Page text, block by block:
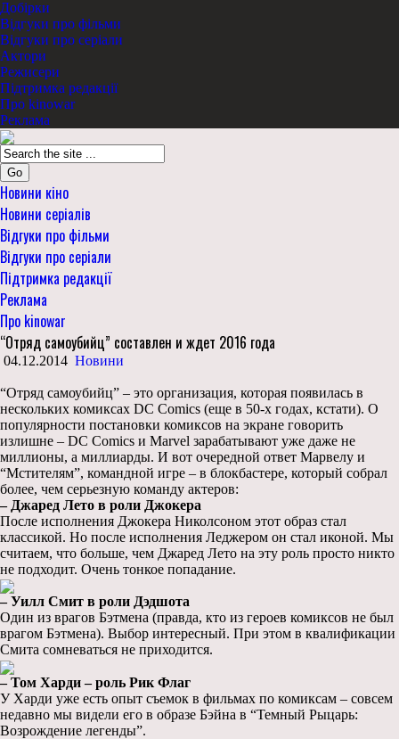
Добірки
Відгуки про фільми
Відгуки про серіали
Актори
Режисери
Підтримка редакції
Про kinowar
Реклама
Go
Новини кіно
Новини серіалів
Відгуки про фільми
Відгуки про серіали
Підтримка редакції
Реклама
Про kinowar
“Отряд самоубийц” составлен и ждет 2016 года
04.12.2014 Новини
“Отряд самоубийц” – это организация, которая появилась в
нескольких комиксах DC Comics (еще в 50-х годах, кстати). О
популярности постановки комиксов на экране говорить
излишне – DC Comics и Marvel зарабатывают уже даже не
миллионы, а миллиарды. И вот очередной ответ Марвелу и
“Мстителям”, командной игре – в блокбастере, который собрал
более, чем серьезную команду актеров:
– Джаред Лето в роли Джокера
После исполнения Джокера Николсоном этот образ стал
классикой. Но после исполнения Леджером он стал иконой. Мы
считаем, что больше, чем Джаред Лето на эту роль просто никто
не подходит. Очень тонкое попадание.
– Уилл Смит в роли Дэдшота
Один из врагов Бэтмена (правда, кто из героев комиксов не был
врагом Бэтмена). Выбор интересный. При этом в квалификации
Смита сомневаться не приходится.
– Том Харди – роль Рик Флаг
У Харди уже есть опыт съемок в фильмах по комиксам – совсем
недавно мы видели его в образе Бэйна в “Темный Рыцарь:
Возрождение легенды”.